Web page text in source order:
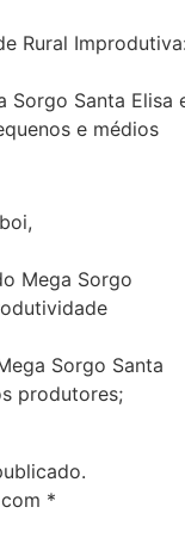
Rural
Sorgo Santa Elisa
e médios
,
Mega Sorgo
Sorgo Santa
produtores;
*